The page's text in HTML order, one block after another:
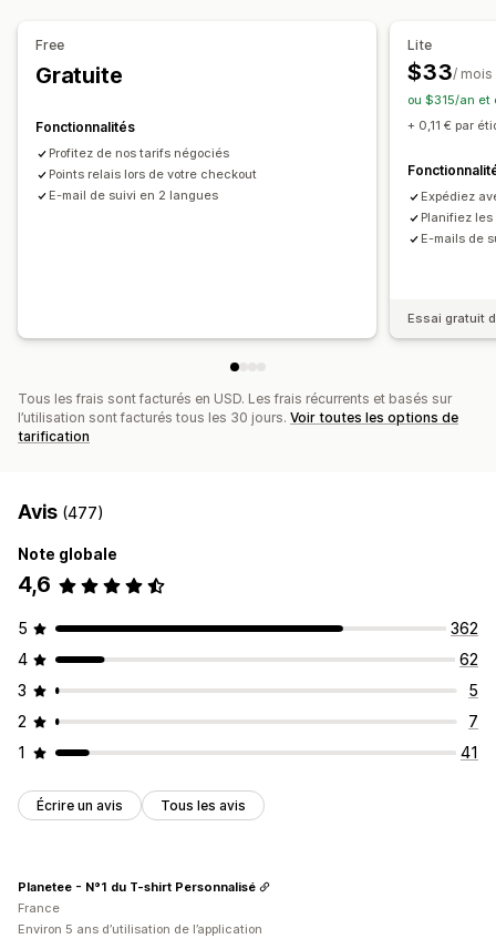
Synchronisation des commandes
Suivi en temps réel
Notifications par e-mail
Mises à jour des commandes
Analyses de données d’expédition
Free
Gratuite
Fonctionnalités
Profitez de nos tarifs négociés
Points relais lors de votre checkout
E-mail de suivi en 2 langues
Lite
$33/ mois
ou $315/an et
+ 0,11 € par
Expédiez
Planifiez
E-mails de
Essai gratuit
Tous les frais sont facturés en USD. Les frais récurrents et basés sur
l’utilisation sont facturés tous les 30 jours. Voir toutes les options de
tarification
Avis (477)
Note globale
4,6
5
362
4
62
3
5
2
7
1
41
Écrire un avis Tous les avis
Planetee - N°1 du T-shirt Personnalisé
France
Environ 5 ans d’utilisation de l’application